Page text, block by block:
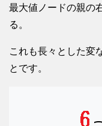
最大値ノードの親の
る。
これも長々とした変
とです。